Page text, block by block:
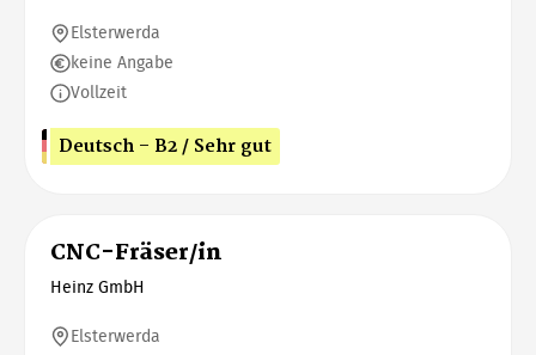
Elsterwerda
keine Angabe
Vollzeit
Deutsch - B2 / Sehr gut
CNC-Fräser/in
Heinz GmbH
Elsterwerda